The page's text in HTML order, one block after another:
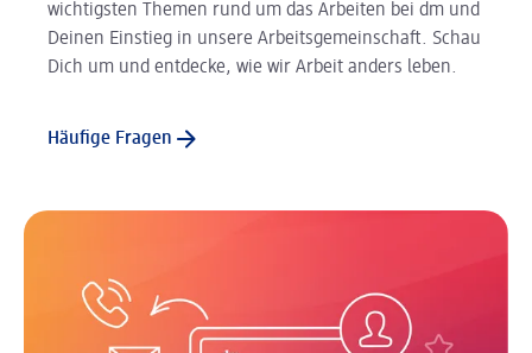
wichtigsten Themen rund um das Arbeiten bei dm und
Deinen Einstieg in unsere Arbeitsgemeinschaft. Schau
Dich um und entdecke, wie wir Arbeit anders leben.
Häufige Fragen